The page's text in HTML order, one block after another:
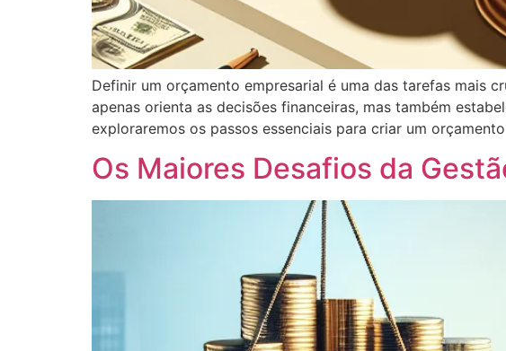
Definir um orçamento empresarial é uma das tarefas mais
apenas orienta as decisões financeiras, mas também
exploraremos os passos essenciais para criar um
Os Maiores Desafios da